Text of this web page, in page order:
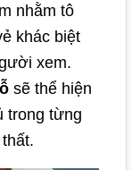
nhằm tô
khác biệt
xem.
sẽ thể hiện
trong từng